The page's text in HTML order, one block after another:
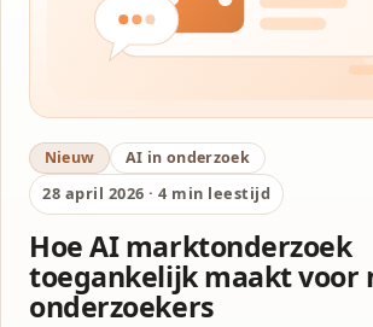
Nieuw AI in onderzoek
28 april 2026 · 4 min leestijd
Hoe AI marktonderzoek
toegankelijk maakt voor
onderzoekers